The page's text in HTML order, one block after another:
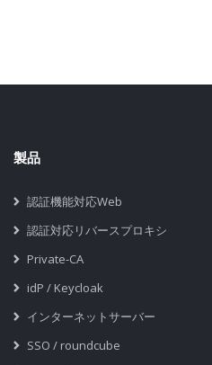
製品
認証機能対応Web
認証対応リバースプロキシ
Private-CA
idP / Keycloak
インターネットサーバー
SSO / roundcube